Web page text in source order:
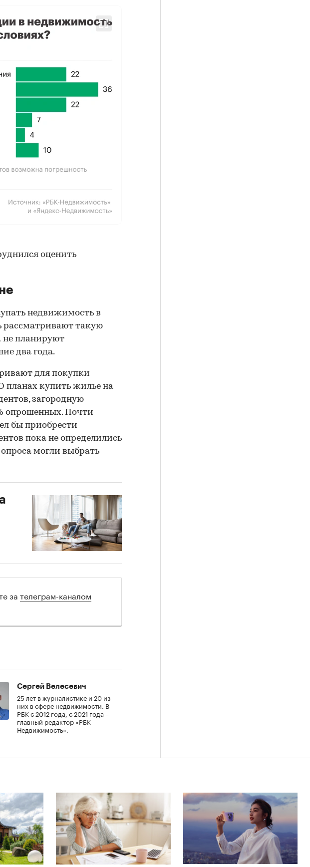
оценить
недвижимость в
рассматривают такую
не планируют
два года.
для покупки
планах купить жилье на
загородную
опрошенных. Почти
бы приобрести
пока не определились
могли выбрать
зателеграм-каналом
Сергей Велесевич
25 лет в журналистике и 20 из
них в сфере недвижимости. В
РБК с 2012 года, с 2021 года –
главный редактор «РБК-
Недвижимость».